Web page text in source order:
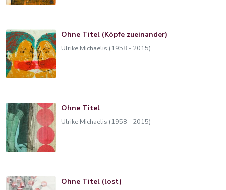
Ohne Titel (Köpfe zueinander)
Ulrike Michaelis (1958 - 2015)
Ohne Titel
Ulrike Michaelis (1958 - 2015)
Ohne Titel (lost)